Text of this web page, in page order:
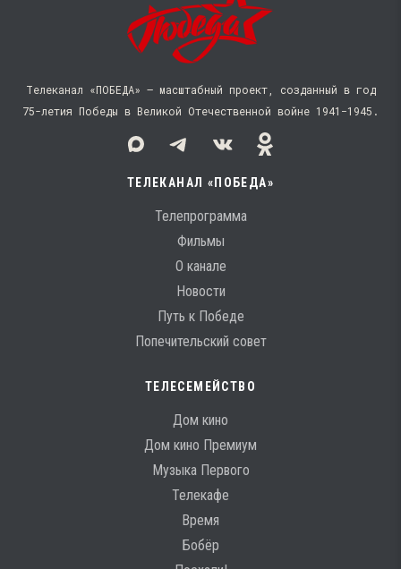
Телеканал «ПОБЕДА» — масштабный проект, созданный в год
75-летия Победы в Великой Отечественной войне 1941−1945.
ТЕЛЕКАНАЛ «ПОБЕДА»
Телепрограмма
Фильмы
О канале
Новости
Путь к Победе
Попечительский совет
ТЕЛЕСЕМЕЙСТВО
Дом кино
Дом кино Премиум
Музыка Первого
Телекафе
Время
Бобёр